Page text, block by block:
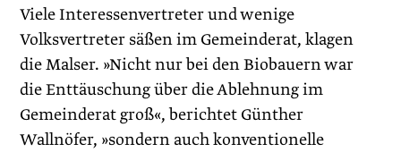
Viele Interessenvertreter und wenige
Volksvertreter säßen im Gemeinderat, klagen
die Malser. »Nicht nur bei den Biobauern war
die Enttäuschung über die Ablehnung im
Gemeinderat groß«, berichtet Günther
Wallnöfer, »sondern auch konventionelle